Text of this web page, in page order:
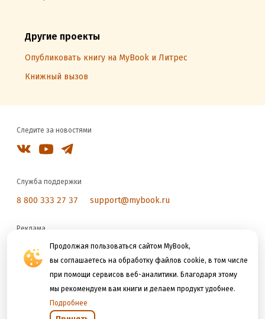
Продолжая пользоваться сайтом MyBook,
вы соглашаетесь на обработку файлов cookie, в том числе
при помощи сервисов веб-аналитики. Благодаря этому
мы рекомендуем вам книги и делаем продукт удобнее.
Подробнее
Другие проекты
Опубликовать книгу на MyBook и Литрес
Книжный вызов
Следите за новостями
Служба поддержки
8 800 333 27 37 support@mybook.ru
Реклама
reklama@litres.ru
Мы принимаем к оплате